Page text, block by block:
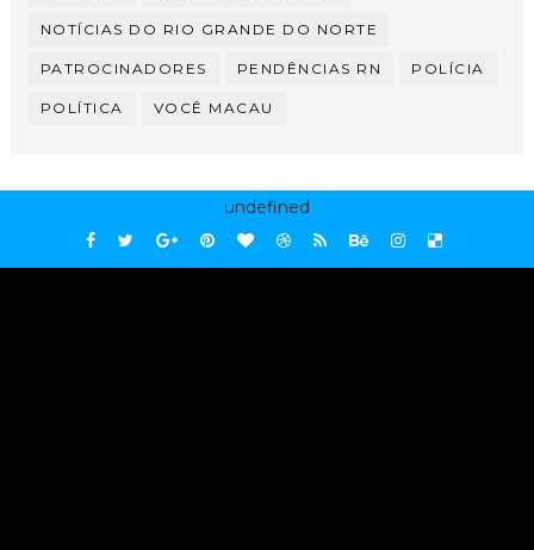
NOTÍCIAS DO RIO GRANDE DO NORTE
PATROCINADORES PENDÊNCIAS RN POLÍCIA
POLÍTICA VOCÊ MACAU
undefined